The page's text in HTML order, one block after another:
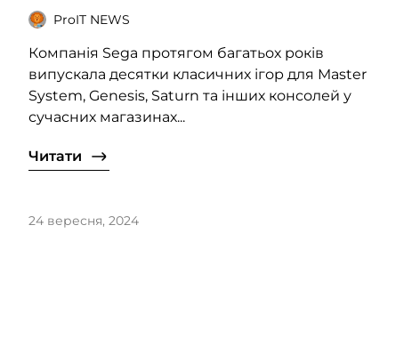
ProIT NEWS
Компанія Sega протягом багатьох років
випускала десятки класичних ігор для Master
System, Genesis, Saturn та інших консолей у
сучасних магазинах...
Читати
24 вересня, 2024